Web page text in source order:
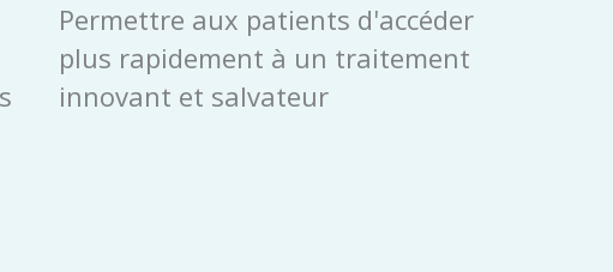
Permettre aux patients d'accéder
plus rapidement à un traitement
innovant et salvateur